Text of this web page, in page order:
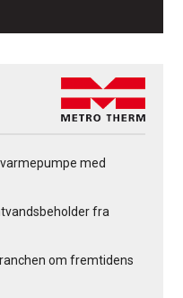
med
fra
om fremtidens